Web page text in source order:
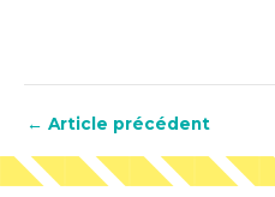
← Article précédent